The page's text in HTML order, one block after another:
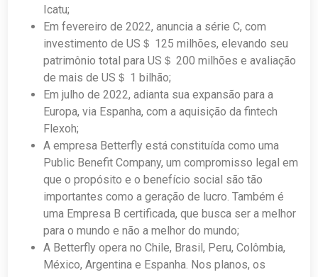
Icatu;
Em fevereiro de 2022, anuncia a série C, com
investimento de US＄ 125 milhões, elevando seu
patrimônio total para US＄ 200 milhões e avaliação
de mais de US＄ 1 bilhão;
Em julho de 2022, adianta sua expansão para a
Europa, via Espanha, com a aquisição da fintech
Flexoh;
A empresa Betterfly está constituída como uma
Public Benefit Company, um compromisso legal em
que o propósito e o benefício social são tão
importantes como a geração de lucro. Também é
uma Empresa B certificada, que busca ser a melhor
para o mundo e não a melhor do mundo;
A Betterfly opera no Chile, Brasil, Peru, Colômbia,
México, Argentina e Espanha. Nos planos, os